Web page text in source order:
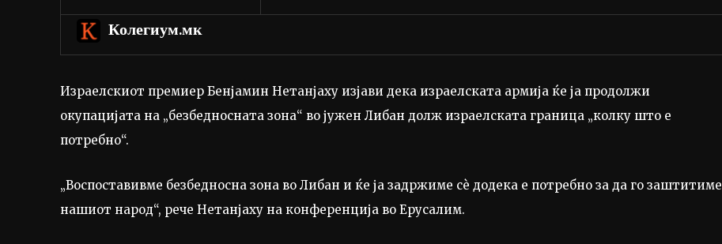
Колегиум.мк
Израелскиот премиер Бенјамин Нетанјаху изјави дека израелската армија ќе ја продолжи
окупацијата на „безбедносната зона“ во јужен Либан долж израелската граница „колку што е
потребно“.
„Воспоставивме безбедносна зона во Либан и ќе ја задржиме сè додека е потребно за да го заштитиме
нашиот народ“, рече Нетанјаху на конференција во Ерусалим.